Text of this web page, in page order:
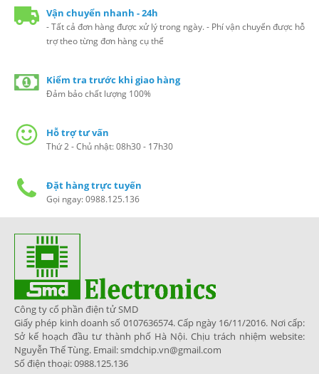
Vận chuyển nhanh - 24h
- Tất cả đơn hàng được xử lý trong ngày. - Phí vận chuyển được hỗ
trợ theo từng đơn hàng cụ thể
Kiểm tra trước khi giao hàng
Đảm bảo chất lượng 100%
Hỗ trợ tư vấn
Thứ 2 - Chủ nhật: 08h30 - 17h30
Đặt hàng trực tuyến
Gọi ngay: 0988.125.136
Công ty cổ phần điện tử SMD
Giấy phép kinh doanh số 0107636574. Cấp ngày 16/11/2016. Nơi cấp:
Sở kế hoạch đầu tư thành phố Hà Nội. Chịu trách nhiệm website:
Nguyễn Thế Tùng. Email: smdchip.vn@gmail.com
Số điện thoại: 0988.125.136